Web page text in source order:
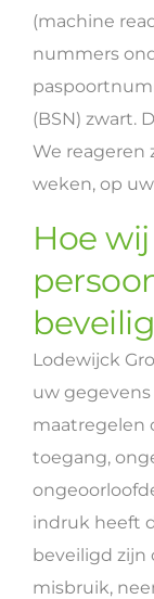
(machine
nummers
(BSN) zwart.
We reageren
weken, op
Hoe wij
Lodewijck
uw
maatregelen
toegang,
indruk heeft
beveiligd zijn
misbruik,